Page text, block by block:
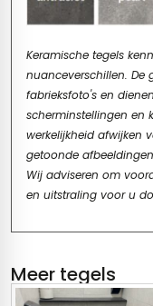
Keramische tegels
nuanceverschillen. De
fabrieksfoto's en
scherminstellingen en
werkelijkheid afwijken
getoonde
Wij adviseren om
en uitstraling voor u
Meer tegels